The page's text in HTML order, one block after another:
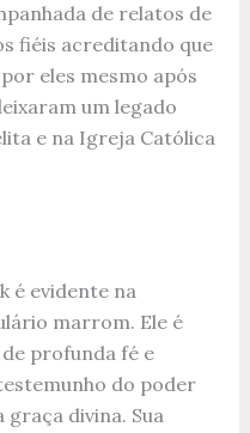
de relatos de
fiéis acreditando que
eles mesmo após
um legado
e na Igreja Católica
é evidente na
marrom. Ele é
profunda fé e
do poder
divina. Sua